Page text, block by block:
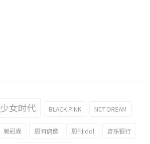
少女时代 BLACK PINK NCT DREAM
赖冠霖 周间偶像 周刊idol 音乐银行